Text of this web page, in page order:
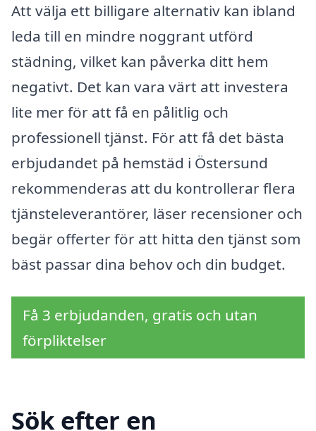
Att välja ett billigare alternativ kan ibland
leda till en mindre noggrant utförd
städning, vilket kan påverka ditt hem
negativt. Det kan vara värt att investera
lite mer för att få en pålitlig och
professionell tjänst. För att få det bästa
erbjudandet på hemstäd i Östersund
rekommenderas att du kontrollerar flera
tjänsteleverantörer, läser recensioner och
begär offerter för att hitta den tjänst som
bäst passar dina behov och din budget.
Få 3 erbjudanden, gratis och utan
förpliktelser
Sök efter en